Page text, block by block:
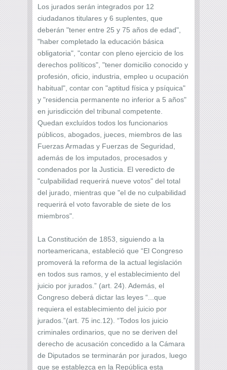
Los jurados serán integrados por 12
ciudadanos titulares y 6 suplentes, que
deberán "tener entre 25 y 75 años de edad",
"haber completado la educación básica
obligatoria", "contar con pleno ejercicio de los
derechos políticos", "tener domicilio conocido y
profesión, oficio, industria, empleo u ocupación
habitual", contar con "aptitud física y psíquica"
y "residencia permanente no inferior a 5 años"
en jurisdicción del tribunal competente.
Quedan excluídos todos los funcionarios
públicos, abogados, jueces, miembros de las
Fuerzas Armadas y Fuerzas de Seguridad,
además de los imputados, procesados y
condenados por la Justicia. El veredicto de
"culpabilidad requerirá nueve votos" del total
del jurado, mientras que "el de no culpabilidad
requerirá el voto favorable de siete de los
miembros".
La Constitución de 1853, siguiendo a la
norteamericana, estableció que “El Congreso
promoverá la reforma de la actual legislación
en todos sus ramos, y el establecimiento del
juicio por jurados.” (art. 24). Además, el
Congreso deberá dictar las leyes “...que
requiera el establecimiento del juicio por
jurados.”(art. 75 inc.12). “Todos los juicio
criminales ordinarios, que no se deriven del
derecho de acusación concedido a la Cámara
de Diputados se terminarán por jurados, luego
que se establezca en la República esta